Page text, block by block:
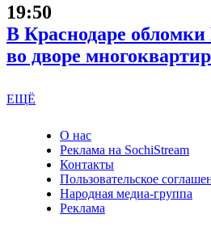
19:50
В Краснодаре
во дворе
ЕЩЁ
О нас
Реклама на SochiStream
Контакты
Пользовательское
Народная медиа-группа
Реклама